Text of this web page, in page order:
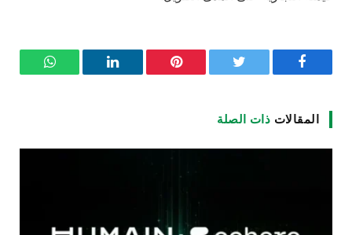
فيسبوك تويتر بينتيريست لينكدإن واتساب
المقالات ذات الصلة